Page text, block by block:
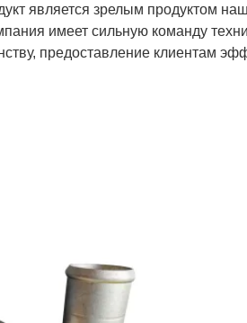
является зрелым продуктом
имеет сильную команду
предоставление клиентам